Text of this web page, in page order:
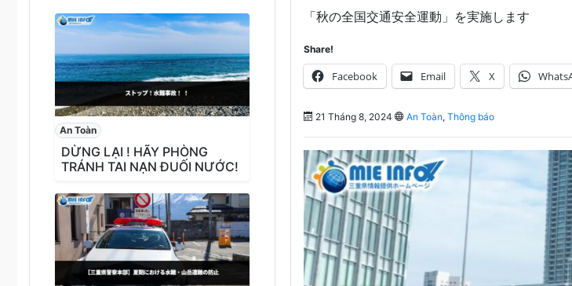
An Toàn
DỪNG LẠI ! HÃY PHÒNG
TRÁNH TAI NẠN ĐUỐI NƯỚC!
「秋の全国交通安全運動」を実施します
Share!
Facebook Email X
21 Tháng 8, 2024 An Toàn, Thông báo